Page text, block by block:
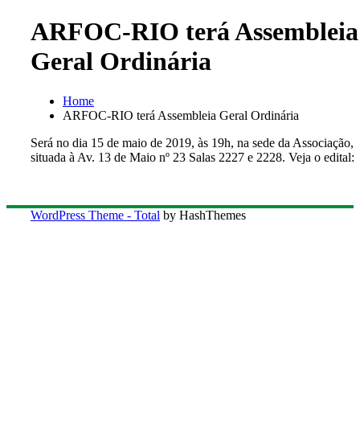
ARFOC-RIO terá Assembleia
Geral Ordinária
Home
ARFOC-RIO terá Assembleia Geral Ordinária
Será no dia 15 de maio de 2019, às 19h, na sede da Associação,
situada à Av. 13 de Maio nº 23 Salas 2227 e 2228. Veja o edital:
WordPress Theme - Total by HashThemes